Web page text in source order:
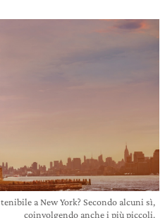
a New York? Secondo alcuni sì,
coinvolgendo anche i più piccoli.